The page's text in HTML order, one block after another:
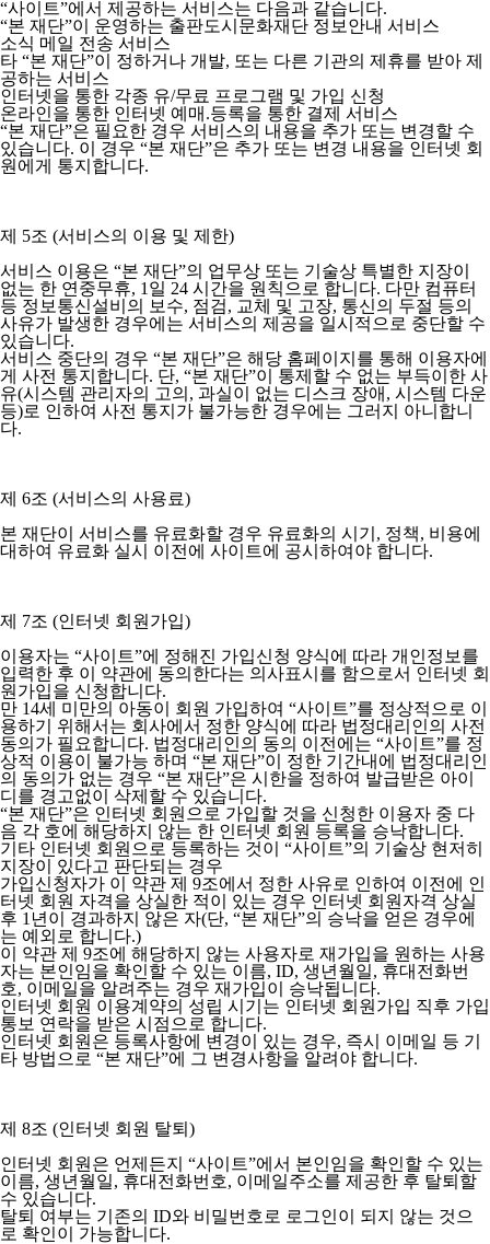
“사이트”에서 제공하는 서비스는 다음과 같습니다.
“본 재단”이 운영하는 출판도시문화재단 정보안내 서비스
소식 메일 전송 서비스
타 “본 재단”이 정하거나 개발, 또는 다른 기관의 제휴를 받아 제
공하는 서비스
인터넷을 통한 각종 유/무료 프로그램 및 가입 신청
온라인을 통한 인터넷 예매.등록을 통한 결제 서비스
“본 재단”은 필요한 경우 서비스의 내용을 추가 또는 변경할 수
있습니다. 이 경우 “본 재단”은 추가 또는 변경 내용을 인터넷 회
원에게 통지합니다.
제 5조 (서비스의 이용 및 제한)
서비스 이용은 “본 재단”의 업무상 또는 기술상 특별한 지장이
없는 한 연중무휴, 1일 24 시간을 원칙으로 합니다. 다만 컴퓨터
등 정보통신설비의 보수, 점검, 교체 및 고장, 통신의 두절 등의
사유가 발생한 경우에는 서비스의 제공을 일시적으로 중단할 수
있습니다.
서비스 중단의 경우 “본 재단”은 해당 홈페이지를 통해 이용자에
게 사전 통지합니다. 단, “본 재단”이 통제할 수 없는 부득이한 사
유(시스템 관리자의 고의, 과실이 없는 디스크 장애, 시스템 다운
등)로 인하여 사전 통지가 불가능한 경우에는 그러지 아니합니
다.
제 6조 (서비스의 사용료)
본 재단이 서비스를 유료화할 경우 유료화의 시기, 정책, 비용에
대하여 유료화 실시 이전에 사이트에 공시하여야 합니다.
제 7조 (인터넷 회원가입)
이용자는 “사이트”에 정해진 가입신청 양식에 따라 개인정보를
입력한 후 이 약관에 동의한다는 의사표시를 함으로서 인터넷 회
원가입을 신청합니다.
만 14세 미만의 아동이 회원 가입하여 “사이트”를 정상적으로 이
용하기 위해서는 회사에서 정한 양식에 따라 법정대리인의 사전
동의가 필요합니다. 법정대리인의 동의 이전에는 “사이트”를 정
상적 이용이 불가능 하며 “본 재단”이 정한 기간내에 법정대리인
의 동의가 없는 경우 “본 재단”은 시한을 정하여 발급받은 아이
디를 경고없이 삭제할 수 있습니다.
“본 재단”은 인터넷 회원으로 가입할 것을 신청한 이용자 중 다
음 각 호에 해당하지 않는 한 인터넷 회원 등록을 승낙합니다.
기타 인터넷 회원으로 등록하는 것이 “사이트”의 기술상 현저히
지장이 있다고 판단되는 경우
가입신청자가 이 약관 제 9조에서 정한 사유로 인하여 이전에 인
터넷 회원 자격을 상실한 적이 있는 경우 인터넷 회원자격 상실
후 1년이 경과하지 않은 자(단, “본 재단”의 승낙을 얻은 경우에
는 예외로 합니다.)
이 약관 제 9조에 해당하지 않는 사용자로 재가입을 원하는 사용
자는 본인임을 확인할 수 있는 이름, ID, 생년월일, 휴대전화번
호, 이메일을 알려주는 경우 재가입이 승낙됩니다.
인터넷 회원 이용계약의 성립 시기는 인터넷 회원가입 직후 가입
통보 연락을 받은 시점으로 합니다.
인터넷 회원은 등록사항에 변경이 있는 경우, 즉시 이메일 등 기
타 방법으로 “본 재단”에 그 변경사항을 알려야 합니다.
제 8조 (인터넷 회원 탈퇴)
인터넷 회원은 언제든지 “사이트”에서 본인임을 확인할 수 있는
이름, 생년월일, 휴대전화번호, 이메일주소를 제공한 후 탈퇴할
수 있습니다.
탈퇴 여부는 기존의 ID와 비밀번호로 로그인이 되지 않는 것으
로 확인이 가능합니다.